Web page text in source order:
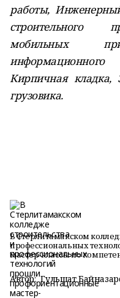
работы,
строительного
мобильных
Кирпичная
грузовика.
В Стерлитамакском
профессиональных
мастер-классы по
Автор: Гульшат